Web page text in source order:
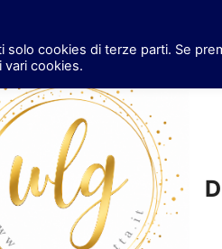
solo cookies di terze parti. Se
vari cookies.